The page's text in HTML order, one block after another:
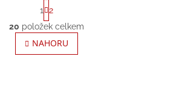
O
v
l
á
S
t
r
á
n
k
1
2
20 položek celkem
NAHORU